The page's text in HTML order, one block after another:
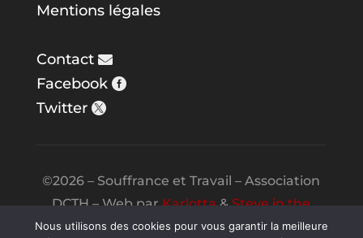
Mentions légales
Contact
Facebook
Twitter
©2026 – Souffrance et Travail – Association
DCTH – Web parKarlotta&Steve in the
Night
Nous utilisons des cookies pour vous garantir la meilleure